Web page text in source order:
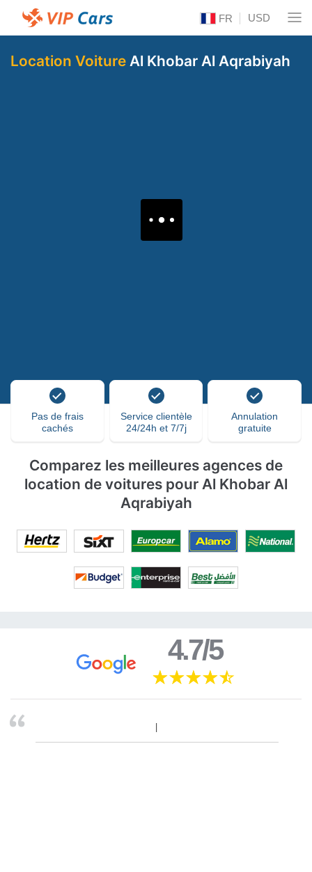
FR USD
Location Voiture Al Khobar Al Aqrabiyah
Pas de frais
cachés
Service clientèle
24/24h et 7/7j
Annulation
gratuite
Comparez les meilleures agences de
location de voitures pour Al Khobar Al
Aqrabiyah
4.7/5